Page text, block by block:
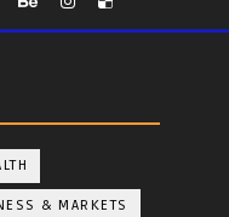
& MARKETS